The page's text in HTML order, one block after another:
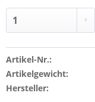
Artikel-Nr.:
Artikelgewicht:
Hersteller: